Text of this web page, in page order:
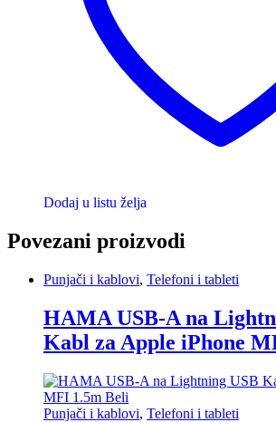
Dodaj u listu želja
Povezani proizvodi
Punjači i kablovi, Telefoni i tableti
HAMA USB-A na
Kabl za Apple iPhone
Punjači i kablovi, Telefoni i tableti